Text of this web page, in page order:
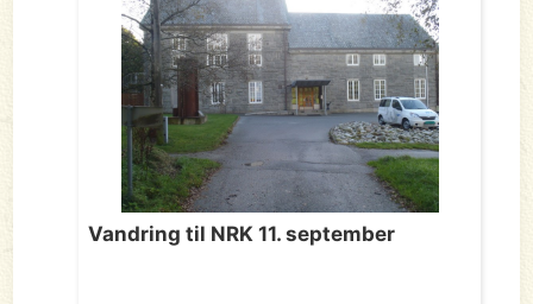
Vandring til NRK 11. september